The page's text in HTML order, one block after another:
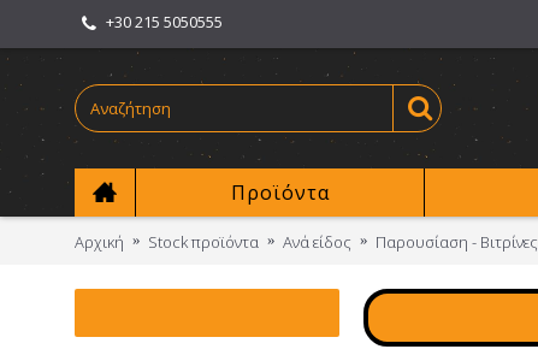
+30 215 5050555
Προϊόντα
Αρχική Stock προϊόντα Ανά είδος Παρουσίαση - Βιτρίνες